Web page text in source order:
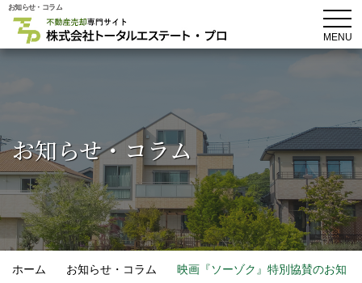
お知らせ・コラム
MENU
お知らせ・コラム
ホーム お知らせ・コラム
映画『ソーゾク』特別協賛のお知